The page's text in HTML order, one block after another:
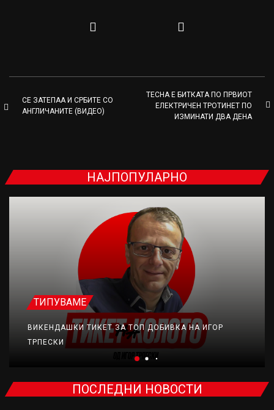
СЕ ЗАТЕПАА И СРБИТЕ СО
АНГЛИЧАНИТЕ (ВИДЕО)
ТЕСНА Е БИТКАТА ПО ПРВИОТ
ЕЛЕКТРИЧЕН ТРОТИНЕТ ПО
ИЗМИНАТИ ДВА ДЕНА
НАЈПОПУЛАРНО
ТИПУВАМЕ
ВИКЕНДАШКИ ТИКЕТ ЗА ТОП ДОБИВКА НА ИГОР
ТРПЕСКИ
ПОСЛЕДНИ НОВОСТИ